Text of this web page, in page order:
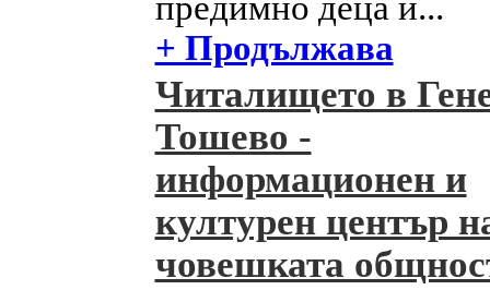
предимно деца и...
+ Продължава
Читалището в
Тошево -
информационен и
културен център
човешката